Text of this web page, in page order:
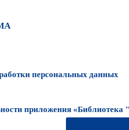
персональных данных
приложения «Библиотека